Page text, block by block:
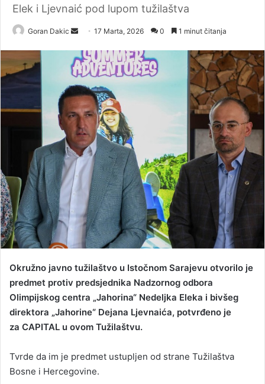
Elek i Ljevnaić pod lupom tužilaštva
Goran Dakic
n
d
a
n
e
m
a
i
l
17 Marta, 2026 0 1 minut čitanja
Okružno javno tužilaštvo u Istočnom Sarajevu otvorilo je
predmet protiv predsjednika Nadzornog odbora
Olimpijskog centra „Jahorina“ Nedeljka Eleka i bivšeg
direktora „Jahorine“ Dejana Ljevnaića, potvrđeno je
za CAPITAL u ovom Tužilaštvu.
Tvrde da im je predmet ustupljen od strane Tužilaštva
Bosne i Hercegovine.